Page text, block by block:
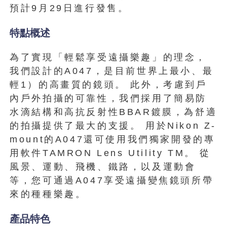
預計9月29日進行發售。
特點概述
為了實現「輕鬆享受遠攝樂趣」的理念，
我們設計的A047，是目前世界上最小、最
輕1）的高畫質的鏡頭。 此外，考慮到戶
內戶外拍攝的可靠性，我們採用了簡易防
水滴結構和高抗反射性BBAR鍍膜，為舒適
的拍攝提供了最大的支援。 用於Nikon Z-
mount的A047還可使用我們獨家開發的專
用軟件TAMRON Lens Utility TM。 從
風景、運動、飛機、鐵路，以及運動會
等，您可通過A047享受遠攝變焦鏡頭所帶
來的種種樂趣。
產品特色